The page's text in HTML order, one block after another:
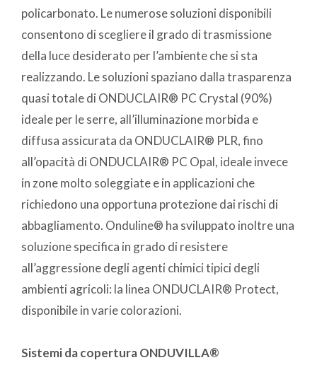
policarbonato. Le numerose soluzioni disponibili
consentono di scegliere il grado di trasmissione
della luce desiderato per l’ambiente che si sta
realizzando. Le soluzioni spaziano dalla trasparenza
quasi totale di ONDUCLAIR® PC Crystal (90%)
ideale per le serre, all’illuminazione morbida e
diffusa assicurata da ONDUCLAIR® PLR, fino
all’opacità di ONDUCLAIR® PC Opal, ideale invece
in zone molto soleggiate e in applicazioni che
richiedono una opportuna protezione dai rischi di
abbagliamento. Onduline® ha sviluppato inoltre una
soluzione specifica in grado di resistere
all’aggressione degli agenti chimici tipici degli
ambienti agricoli: la linea ONDUCLAIR® Protect,
disponibile in varie colorazioni.
Sistemi da copertura ONDUVILLA®